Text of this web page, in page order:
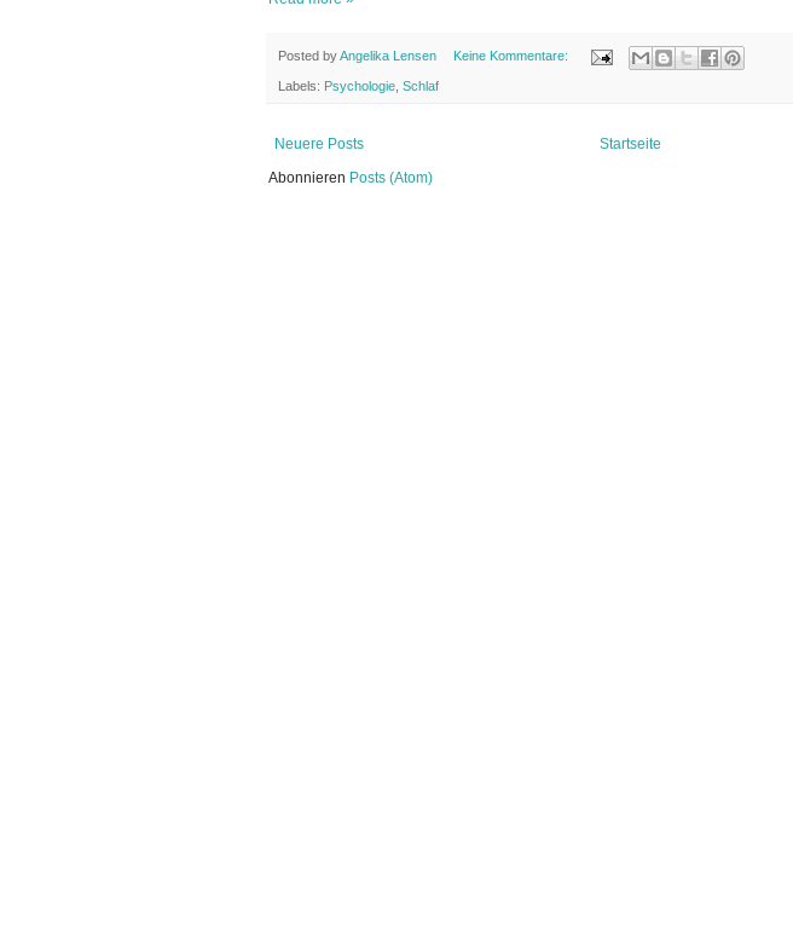
Posted byAngelika Lensen Keine Kommentare:
Labels: Psychologie Schlaf
Neuere Posts
Startseite
Abonnieren Posts (Atom)